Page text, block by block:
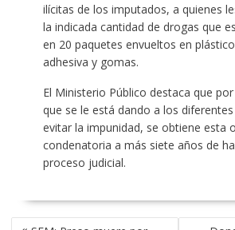
ilícitas de los imputados, a quienes
la indicada cantidad de drogas que
en 20 paquetes envueltos en
adhesiva y gomas.
El Ministerio Público destaca que
que se le está dando a los
evitar la impunidad, se obtiene esta
condenatoria a más siete años de
proceso judicial.
POST